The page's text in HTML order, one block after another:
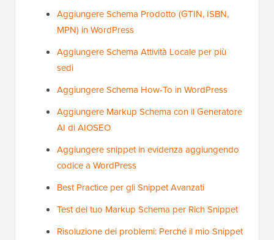
Aggiungere Schema Prodotto (GTIN, ISBN,
MPN) in WordPress
Aggiungere Schema Attività Locale per più
sedi
Aggiungere Schema How-To in WordPress
Aggiungere Markup Schema con il Generatore
AI di AIOSEO
Aggiungere snippet in evidenza aggiungendo
codice a WordPress
Best Practice per gli Snippet Avanzati
Test del tuo Markup Schema per Rich Snippet
Risoluzione dei problemi: Perché il mio Snippet